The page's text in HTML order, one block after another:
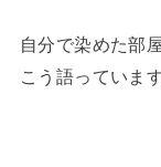
自分で染めた部
こう語っています